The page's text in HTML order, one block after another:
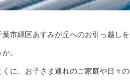
葉市緑区あすみが丘へのお引っ越し
か。
くに、お子さま連れのご家庭や日々